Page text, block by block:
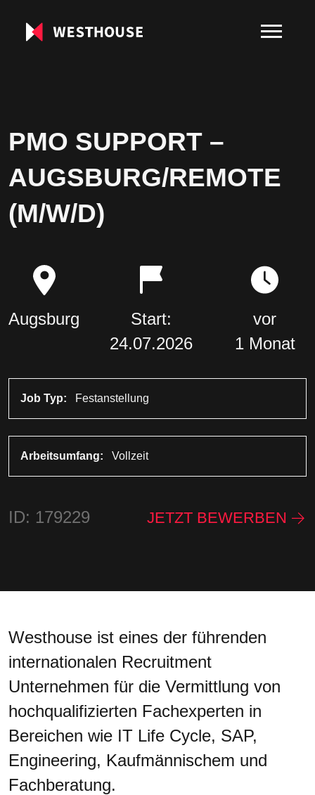
PMO SUPPORT –
AUGSBURG/REMOTE
(M/W/D)
Augsburg
Start:
24.07.2026
vor
1 Monat
Job Typ: Festanstellung
Arbeitsumfang: Vollzeit
ID: 179229 JETZT BEWERBEN
Westhouse ist eines der führenden
internationalen Recruitment
Unternehmen für die Vermittlung von
hochqualifizierten Fachexperten in
Bereichen wie IT Life Cycle, SAP,
Engineering, Kaufmännischem und
Fachberatung.